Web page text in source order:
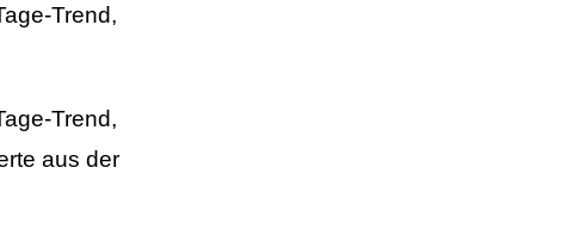
Trend,
Trend,
aus der